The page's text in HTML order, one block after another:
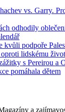
vs. Garry.
odhodily
kvůli podpoře
lidskému
s Pereirou a
pomáhala dětem
a